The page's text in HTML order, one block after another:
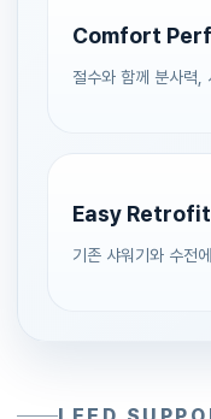
Comfort
절수와 함께 분사력,
Easy Retrofit
기존 샤워기와 수전